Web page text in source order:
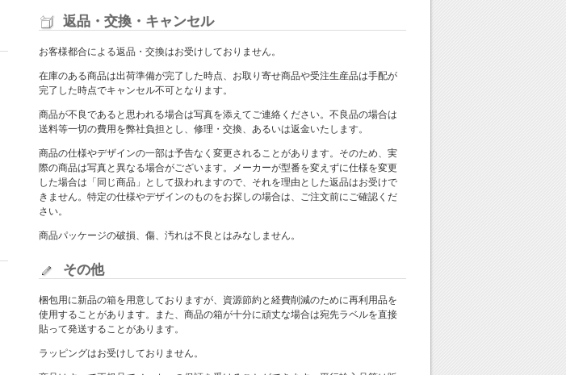
返品・交換・キャンセル
お客様都合による返品・交換はお受けしておりません。
在庫のある商品は出荷準備が完了した時点、お取り寄せ商品や受注生産品は手配が
完了した時点でキャンセル不可となります。
商品が不良であると思われる場合は写真を添えてご連絡ください。不良品の場合は
送料等一切の費用を弊社負担とし、修理・交換、あるいは返金いたします。
商品の仕様やデザインの一部は予告なく変更されることがあります。そのため、実
際の商品は写真と異なる場合がございます。メーカーが型番を変えずに仕様を変更
した場合は「同じ商品」として扱われますので、それを理由とした返品はお受けで
きません。特定の仕様やデザインのものをお探しの場合は、ご注文前にご確認くだ
さい。
商品パッケージの破損、傷、汚れは不良とはみなしません。
その他
梱包用に新品の箱を用意しておりますが、資源節約と経費削減のために再利用品を
使用することがあります。また、商品の箱が十分に頑丈な場合は宛先ラベルを直接
貼って発送することがあります。
ラッピングはお受けしておりません。